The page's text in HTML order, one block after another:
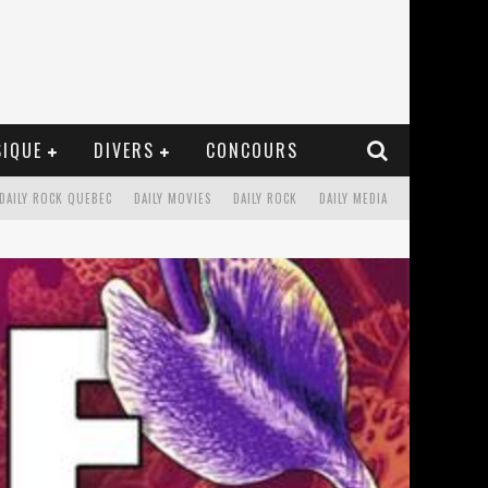
DIVERS CONCOURS
DAILY MEDIA
DAILY ROCK
DAILY MOVIES
DAILY ROCK QUEBEC